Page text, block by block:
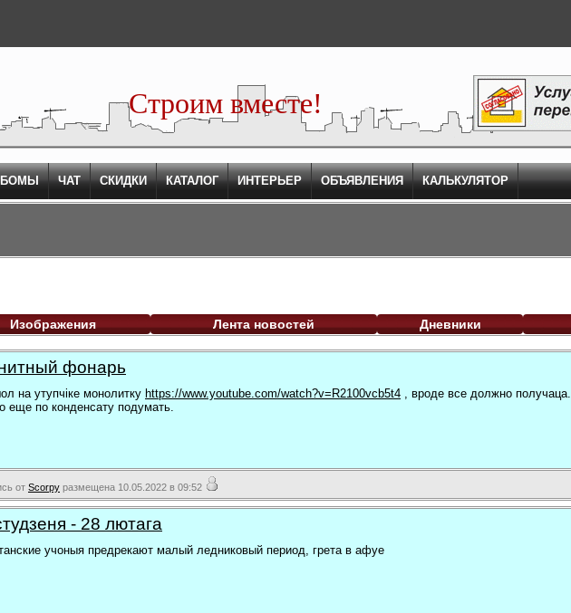
Строим вместе!
ЧАТ СКИДКИ КАТАЛОГ ИНТЕРЬЕР ОБЪЯВЛЕНИЯ КАЛЬКУЛЯТОР
Изображения Лента новостей Дневники
фонарь
на утупчіке монолитку https://www.youtube.com/watch?v=R2100vcb5t4 , вроде все должно получаца.
еще по конденсату подумать.
от Scorpy размещена 10.05.2022 в 09:52
- 28 лютага
учоныя предрекают малый ледниковый период, грета в афуе